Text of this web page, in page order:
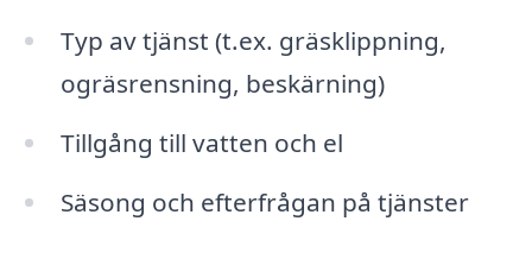
Typ av tjänst (t.ex. gräsklippning,
ogräsrensning, beskärning)
Tillgång till vatten och el
Säsong och efterfrågan på tjänster